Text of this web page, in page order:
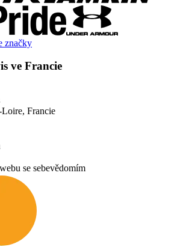
značky
ve Francie
Francie
se sebevědomím